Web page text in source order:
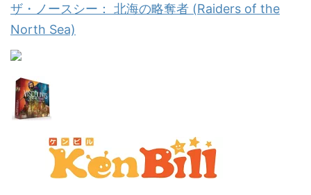
ザ・ノースシー： 北海の略奪者 (Raiders of the
North Sea)